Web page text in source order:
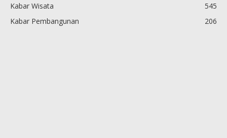
Kabar Wisata
545
Kabar Pembangunan
206